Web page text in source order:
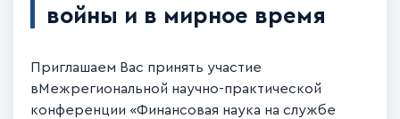
войны и в мирное время
Приглашаем Вас принять участие
вМежрегиональной научно-практической
конференции «Финансовая наука на службе